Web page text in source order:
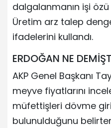
dalgalanmanın işi
Üretim arz talep
ifadelerini kullandı.
ERDOĞAN NE
AKP Genel Başkanı
meyve fiyatlarını
müfettişleri dövme
bulunulduğunu